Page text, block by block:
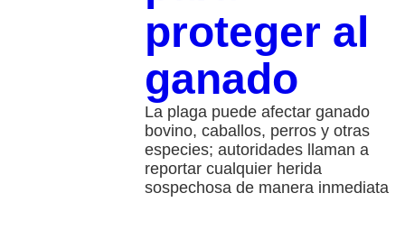
proteger al
ganado
La plaga puede afectar ganado
bovino, caballos, perros y otras
especies; autoridades llaman a
reportar cualquier herida
sospechosa de manera inmediata